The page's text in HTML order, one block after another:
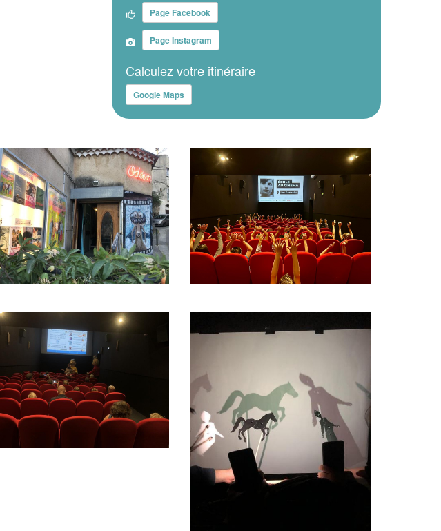
Page Facebook
Page Instagram
Calculez votre itinéraire
Google Maps